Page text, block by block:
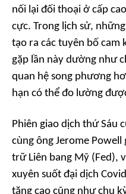
nối lại đối thoại ở cấp
cực. Trong lịch sử,
tạo ra các tuyên bố cam
gặp lần này dường như
quan hệ song phương
hạn có thể đo lường
Phiên giao dịch thứ Sáu
cùng ông Jerome
trữ Liên bang Mỹ (Fed),
xuyên suốt đại dịch
tăng cao cũng như chu